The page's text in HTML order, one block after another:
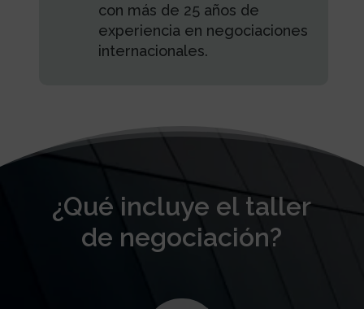
con más de 25 años de
experiencia en negociaciones
internacionales.
¿Qué incluye el taller
de negociación?